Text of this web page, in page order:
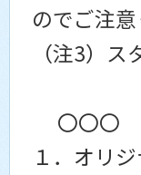
のでご注意
（注3）
〇〇〇
１．オリ